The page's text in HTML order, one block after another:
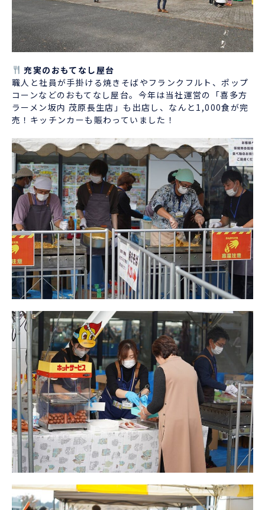
充実のおもてなし屋台
職人と社員が手掛ける焼きそばやフランクフルト、ポップ
コーンなどのおもてなし屋台。今年は当社運営の「喜多方
ラーメン坂内 茂原長生店」も出店し、なんと1,000食が完
売！キッチンカーも賑わっていました！